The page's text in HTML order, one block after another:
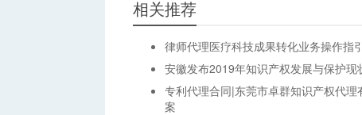
相关推荐
律师代理医疗科技成果转化业务操作指
安徽发布2019年知识产权发展与保护现
专利代理合同|东莞市卓群知识产权代
案